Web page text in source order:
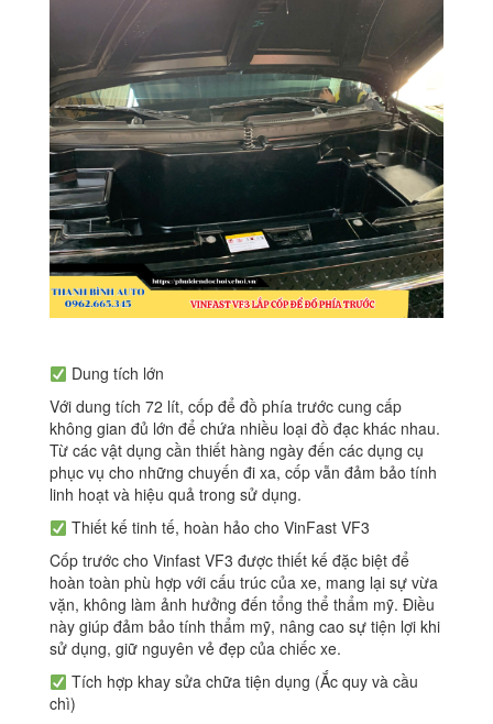
Dung tích lớn
Với dung tích 72 lít, cốp để đồ phía trước cung cấp
không gian đủ lớn để chứa nhiều loại đồ đạc khác nhau.
Từ các vật dụng cần thiết hàng ngày đến các dụng cụ
phục vụ cho những chuyến đi xa, cốp vẫn đảm bảo tính
linh hoạt và hiệu quả trong sử dụng.
Thiết kế tinh tế, hoàn hảo cho VinFast VF3
Cốp trước cho Vinfast VF3 được thiết kế đặc biệt để
hoàn toàn phù hợp với cấu trúc của xe, mang lại sự vừa
vặn, không làm ảnh hưởng đến tổng thể thẩm mỹ. Điều
này giúp đảm bảo tính thẩm mỹ, nâng cao sự tiện lợi khi
sử dụng, giữ nguyên vẻ đẹp của chiếc xe.
Tích hợp khay sửa chữa tiện dụng (Ắc quy và cầu
chì)